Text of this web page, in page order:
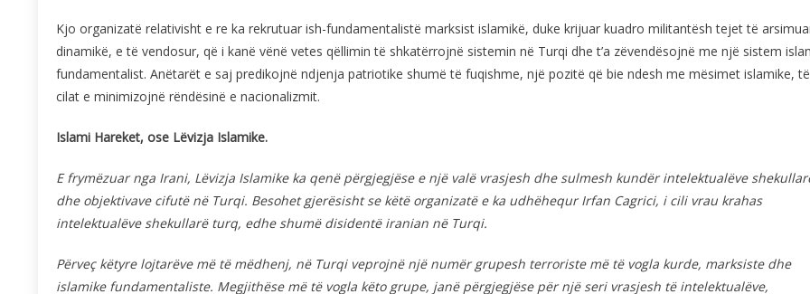
Kjo organizatë relativisht e re ka rekrutuar ish-fundamentalistë marksist islamikë, duke krijuar kuadro militantësh tejet të
dinamikë, e të vendosur, që i kanë vënë vetes qëllimin të shkatërrojnë sistemin në Turqi dhe t’a zëvendësojnë me një sistem
fundamentalist. Anëtarët e saj predikojnë ndjenja patriotike shumë të fuqishme, një pozitë që bie ndesh me mësimet islamike, të
cilat e minimizojnë rëndësinë e nacionalizmit.
Islami Hareket, ose Lëvizja Islamike.
E frymëzuar nga Irani, Lëvizja Islamike ka qenë përgjegjëse e një valë vrasjesh dhe sulmesh kundër intelektualëve
dhe objektivave cifutë në Turqi. Besohet gjerësisht se këtë organizatë e ka udhëhequr Irfan Cagrici, i cili vrau krahas
intelektualëve shekullarë turq, edhe shumë disidentë iranian në Turqi.
Përveç këtyre lojtarëve më të mëdhenj, në Turqi veprojnë një numër grupesh terroriste më të vogla kurde, marksiste dhe
islamike fundamentaliste. Megjithëse më të vogla këto grupe, janë përgjegjëse për një seri vrasjesh të intelektualëve,